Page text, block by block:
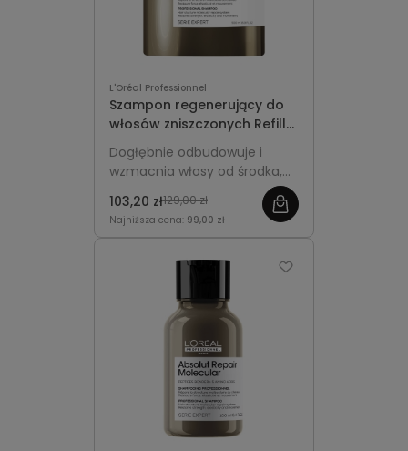
L'Oréal Professionnel
Szampon regenerujący do
włosów zniszczonych Refill
500ml - L'Oréal
Professionnel Absolut
Repair Molecular
Dogłębnie odbudowuje i
wzmacnia włosy od środka,
elastyczność i zdrowy blask.
Ekologiczne opakowanie Refill
103,20 zł129,00 zł
Najniższa cena: 99,00 zł